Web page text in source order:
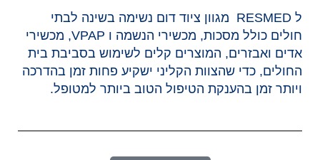
ל RESMED מגוון ציוד דום נשימה בשינה לבתי
חולים כולל מסכות, מכשירי הנשמה ו VPAP, מכשירי
אדים ואבזרים, המוצרים קלים לשימוש בסביבת בית
החולים, כדי שהצוות הקליני ישקיע פחות זמן בהדרכה
ויותר זמן בהענקת הטיפול הטוב ביותר למטופל.